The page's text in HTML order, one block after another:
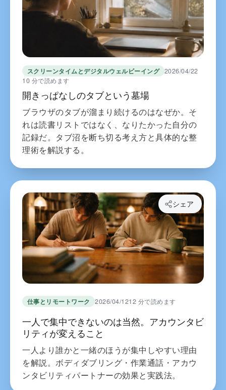
スクリーンタイムとデジタルウェルビーイング 2026/04/22
10 分で読めます
開きっぱなしのタブという墓場
ブラウザのタブが溜まり続けるのはなぜか。そ
れは読書リストではなく、なりたかった自分の
記録だ。タブ沼を断ち切る考え方と具体的な整
理術を解説する。
仕事とリモートワーク 2026/04/1212 分で読めます
一人で集中できないのは当然。アカウンタビ
リティが変えること
一人より誰かと一緒のほうが集中しやすい理由
を解説。ボディダブリング・作業通話・アカウ
ンタビリティパートナーの効果と実践法。
シェア